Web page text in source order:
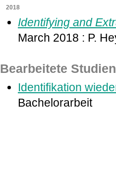
2018
Identifying and
March 2018 : P.
Bearbeitete
Identifikation
Bachelorarbeit